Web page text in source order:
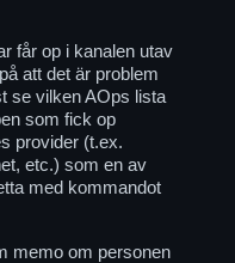
får op i kanalen utav
att det är problem
se vilken AOps lista
som fick op
provider (t.ex.
etc.) som en av
med kommandot
memo om personen